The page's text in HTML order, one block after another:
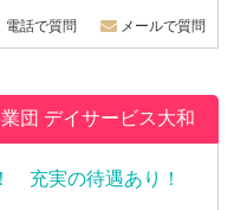
電話で質問 メールで質問
団 デイサービス大和
充実の待遇あり！